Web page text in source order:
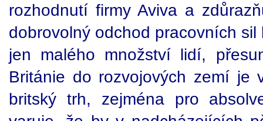
rozhodnutí firmy Aviva a
dobrovolný odchod pracovních
jen malého množství lidí,
Británie do rozvojových zemí je
britský trh, zejména pro